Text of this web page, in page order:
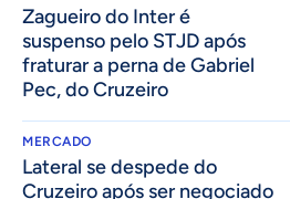
Zagueiro do Inter é
suspenso pelo STJD após
fraturar a perna de Gabriel
Pec, do Cruzeiro
MERCADO
Lateral se despede do
Cruzeiro após ser negociado